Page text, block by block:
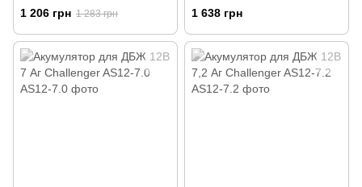
1 206 грн 1 283 грн 1 638 грн